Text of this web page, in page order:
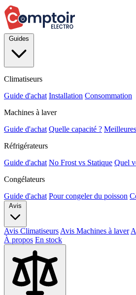
Climatiseurs
Guide d'achat Installation Consommation
Machines à laver
Guide d'achat Quelle capacité ?
Réfrigérateurs
Guide d'achat No Frost vs Statique Quel
Congélateurs
Guide d'achat Pour congeler du poisson
Avis Climatiseurs Avis Machines à laver
À propos En stock